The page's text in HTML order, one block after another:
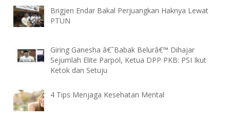
Brigjen Endar Bakal Perjuangkan Haknya Lewat
PTUN
Giring Ganesha â€˜Babak Belurâ€™ Dihajar
Sejumlah Elite Parpol, Ketua DPP PKB: PSI Ikut
Ketok dan Setuju
4 Tips Menjaga Kesehatan Mental